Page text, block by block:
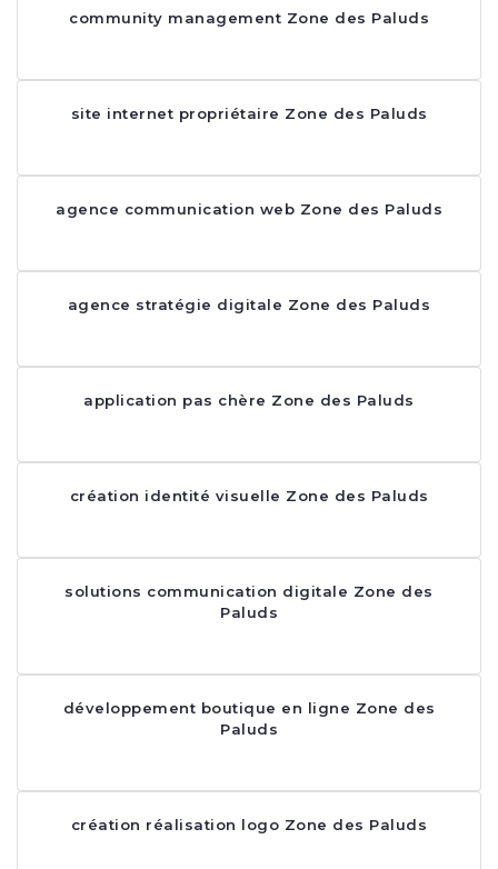
community management Zone des Paluds
site internet propriétaire Zone des Paluds
agence communication web Zone des Paluds
agence stratégie digitale Zone des Paluds
application pas chère Zone des Paluds
création identité visuelle Zone des Paluds
solutions communication digitale Zone des
Paluds
développement boutique en ligne Zone des
Paluds
création réalisation logo Zone des Paluds